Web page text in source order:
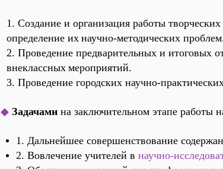
1. Создание и организация работы
определение их научно-методических
2. Проведение предварительных и итоговых
внеклассных мероприятий.
3. Проведение городских научно-
◆ Задачами на заключительном этапе работы
1. Дальнейшее совершенствование
2. Вовлечение учителей в научно-